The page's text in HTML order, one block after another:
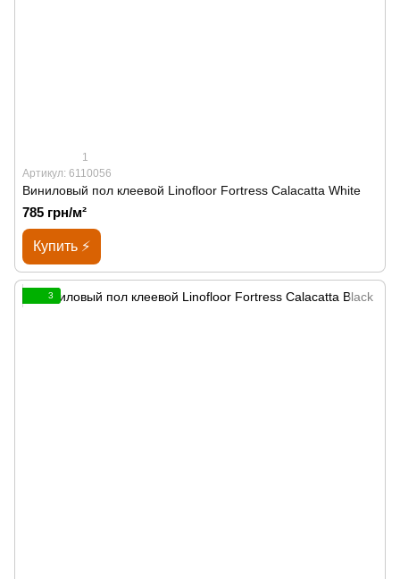
1
Артикул: 6110056
Виниловый пол клеевой Linofloor Fortress Calacatta White
785 грн/м²
Купить ⚡
3